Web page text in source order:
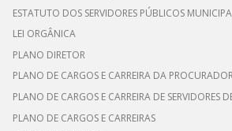
ESTATUTO DOS SERVIDORES PÚBLICOS
LEI ORGÂNICA
PLANO DIRETOR
PLANO DE CARGOS E CARREIRA DA
PLANO DE CARGOS E CARREIRA DE SERVIDORES
PLANO DE CARGOS E CARREIRAS